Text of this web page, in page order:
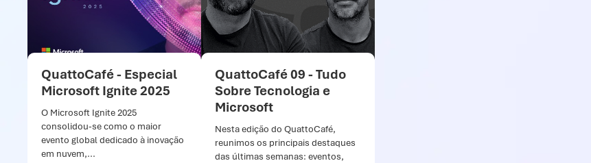
QuattoCafé - Especial
Microsoft Ignite 2025
O Microsoft Ignite 2025
consolidou-se como o maior
evento global dedicado à inovação
em nuvem,...
QuattoCafé 09 - Tudo
Sobre Tecnologia e
Microsoft
Nesta edição do QuattoCafé,
reunimos os principais destaques
das últimas semanas: eventos,